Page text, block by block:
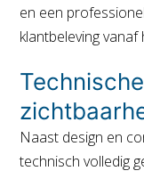
en een
klantbeleving
Naast design en
technisch volledig